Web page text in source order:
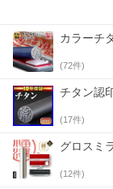
カラーチ
(72件)
チタン認
(17件)
グロスミ
(12件)